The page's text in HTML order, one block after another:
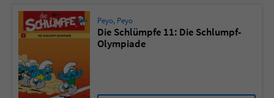
Peyo, Peyo
Die Schlümpfe 11: Die Schlumpf-
Olympiade